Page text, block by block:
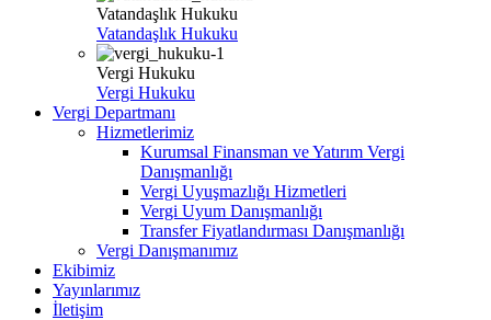
Vatandaşlık Hukuku
Vatandaşlık Hukuku
Vergi Hukuku
Vergi Hukuku
Vergi Departmanı
Hizmetlerimiz
Kurumsal Finansman ve Yatırım Vergi
Danışmanlığı
Vergi Uyuşmazlığı Hizmetleri
Vergi Uyum Danışmanlığı
Transfer Fiyatlandırması Danışmanlığı
Vergi Danışmanımız
Ekibimiz
Yayınlarımız
İletişim